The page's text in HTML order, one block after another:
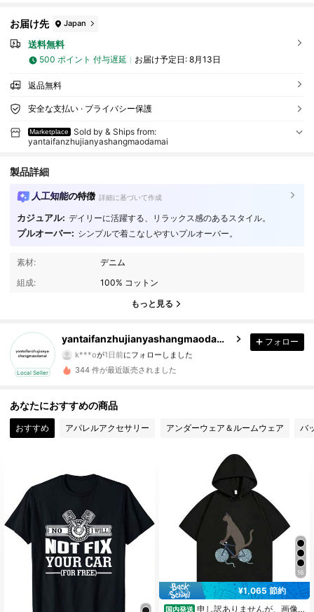
お届け先 Japan
送料無料
500 ポイント 付与遅延 お届け予定日: 8月13日
返品無料
安全な支払い · プライバシー保護
Marketplace
Sold by & Ships from:
yantaifanzhujianyashangmaodamai
製品詳細
人工知能の特徴 詳細に基づいて作成
カジュアル: デイリーに活躍する、リラックス感のあるスタイル。
プルオーバー: シンプルで着こなしやすいプルオーバー。
素材:
デニム
組成:
100% コットン
もっと見る
Local Seller
yantaifanzhujianyashangmaodamai
19 フォロワー
19 フォロワー
4.62
19 フォロワー
k***oが1日前にフォローしました
19 フォロワー
4.62 19 フォロワー
4.62 19 フォロワー
19 フォロワー
4.62 19 フォロワー
4.62 19 フォロワー
フォロー
344 件が最近販売されました
あなたにおすすめの商品
おすすめ アパレルアクセサリー アンダーウェア＆ルームウェア バ
16
¥1,065 節約
国内発送 申し訳ありませんが、画像